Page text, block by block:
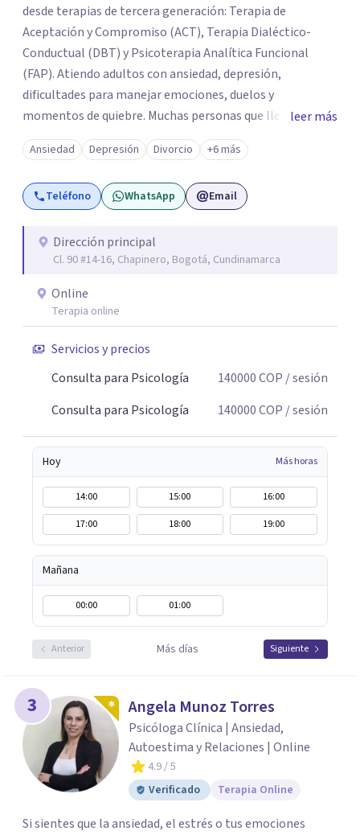
desde terapias de tercera generación: Terapia de
Aceptación y Compromiso (ACT), Terapia Dialéctico-
Conductual (DBT) y Psicoterapia Analítica Funcional
(FAP). Atiendo adultos con ansiedad, depresión,
dificultades para manejar emociones, duelos y
momentos de quiebre. Muchas personas que llegan a
consulta no solo cargan con un síntoma: sienten que sus
propias reacciones emocionales les complican más la
vida. Desde ahí trabajamos. No busco eliminar el
malestar a la fuerza. Prefiero entender qué lo sostiene y
forma presencial y también online.
leer más
Ansiedad Depresión Divorcio +6 más
Teléfono WhatsApp Email
Dirección principal
Cl. 90 #14-16, Chapinero, Bogotá, Cundinamarca
Online
Terapia online
Servicios y precios
Consulta para Psicología
140000COP / sesión
Consulta para Psicología
140000COP / sesión
Hoy Más horas
14:00 15:00
16:00
17:00
18:00 19:00
Mañana
00:00 01:00
Anterior Más días Siguiente
3 Angela Munoz Torres
Psicóloga Clínica | Ansiedad,
Autoestima y Relaciones | Online
4.9/ 5
Verificado
Terapia Online
Si sientes que la ansiedad, el estrés o tus emociones